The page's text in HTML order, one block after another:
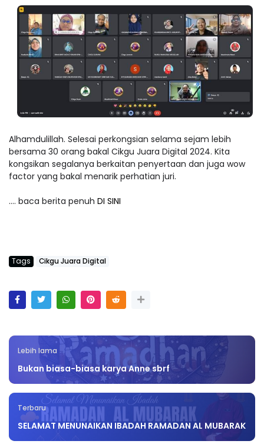
Alhamdulillah. Selesai perkongsian selama sejam lebih
bersama 30 orang bakal Cikgu Juara Digital 2024. Kita
kongsikan segalanya berkaitan penyertaan dan juga wow
factor yang bakal menarik perhatian juri.
.... baca berita penuh DI SINI
Tags Cikgu Juara Digital
Lebih lama
Bukan biasa-biasa karya Anne sbrf
Terbaru
SELAMAT MENUNAIKAN IBADAH RAMADAN AL MUBARAK